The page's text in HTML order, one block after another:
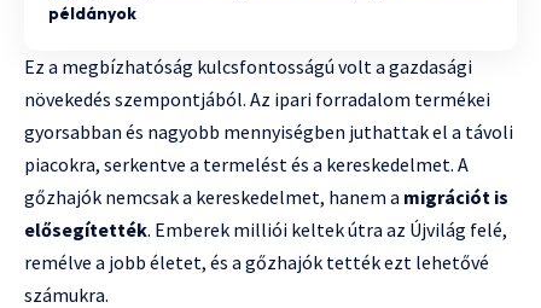
példányok
Ez a megbízhatóság kulcsfontosságú volt a gazdasági
növekedés szempontjából. Az ipari forradalom termékei
gyorsabban és nagyobb mennyiségben juthattak el a távoli
piacokra, serkentve a termelést és a kereskedelmet. A
gőzhajók nemcsak a kereskedelmet, hanem a migrációt is
elősegítették. Emberek milliói keltek útra az Újvilág felé,
remélve a jobb életet, és a gőzhajók tették ezt lehetővé
számukra.